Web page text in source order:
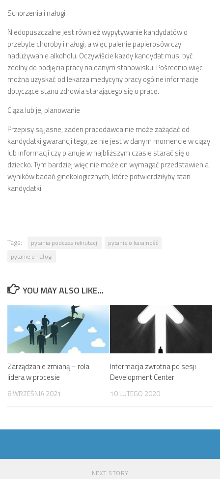
Schorzenia i nałogi
Niedopuszczalne jest również wypytywanie kandydatów o
przebyte choroby i nałogi, a więc palenie papierosów czy
nadużywanie alkoholu. Oczywiście każdy kandydat musi być
zdolny do podjęcia pracy na danym stanowisku. Pośrednio więc
można uzyskać od lekarza medycyny pracy ogólne informacje
dotyczące stanu zdrowia starającego się o pracę.
Ciąża lub jej planowanie
Przepisy są jasne, żaden pracodawca nie może zażądać od
kandydatki gwarancji tego, że nie jest w danym momencie w ciąży
lub informacji czy planuje w najbliższym czasie starać się o
dziecko. Tym bardziej więc nie może on wymagać przedstawienia
wyników badań ginekologicznych, które potwierdziłyby stan
kandydatki.
Tags: pytania podczas rekrutacji
pytanie o karalność
pytanie o nałogi
YOU MAY ALSO LIKE...
Zarządzanie zmianą – rola
lidera w procesie
8 WRZEŚNIA 2021
Informacja zwrotna po sesji
Development Center
10 LUTEGO 2020
NEXT STORY